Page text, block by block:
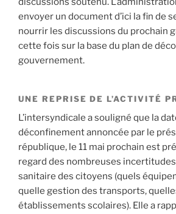
envoyer un document d’ici la fin de
nourrir les discussions du prochain
cette fois sur la base du plan de
gouvernement.
UNE REPRISE DE L’ACTIVITÉ
L’intersyndicale a souligné que la
déconfinement annoncée par le
république, le 11 mai prochain est
regard des nombreuses
sanitaire des citoyens (quels
quelle gestion des transports,
établissements scolaires). Elle a